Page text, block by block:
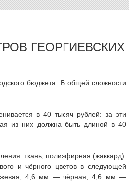
ГЕОРГИЕВСКИХ
бюджета. В общей сложности
в 40 тысяч рублей: за эти
из них должна быть длиной в 40
ткань, полиэфирная (жаккард).
и чёрного цветов в следующей
4,6 мм — чёрная; 4,6 мм —